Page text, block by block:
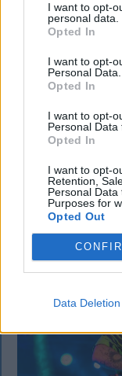
I want to opt-
personal data.
Opted In
I want to opt-
Personal Data.
Opted In
I want to opt-
Personal Data
Opted In
I want to opt-
Retention,
Personal
Purposes for
Opted Out
Data Deletion
Kórházba
munkagépek
rendeleteket is
délután súlyos
elsőbbségadási